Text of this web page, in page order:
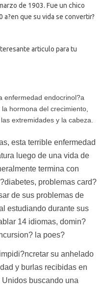
de 1903. Fue un chico
que su vida se convertir?
articulo para tu
enfermedad endocrinol?a
hormona del crecimiento,
extremidades y la cabeza.
esta terrible enfermedad
luego de una vida de
termina con
problemas card?
de sus problemas de
estudiando durante sus
14 idiomas, domin?
la poes?
su anhelado
y burlas recibidas en
buscando una